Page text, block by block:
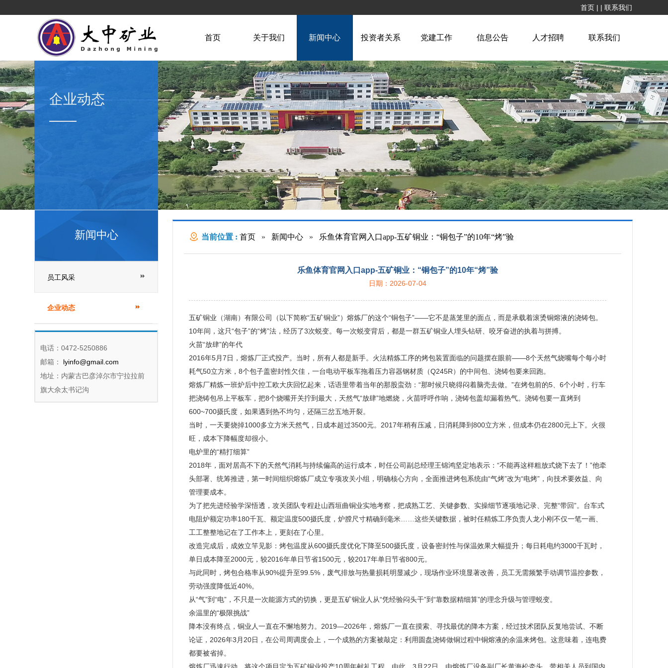
首页 | | 联系我们
首页 关于我们 新闻中心 投资者关系 党建工作 信息公告 人才招聘 联系我们
企业动态
新闻中心
员工风采
企业动态
电话：0472-5250886
邮箱：
lyinfo@gmail.com
地址：内蒙古巴彦淖尔市宁拉拉前
旗大佘太书记沟
当前位置 : 首页» 新闻中心» 乐鱼体育官网入口app-五矿铜业：“铜包子”的10年“烤”验
乐鱼体育官网入口app-五矿铜业：“铜包子”的10年“烤”验
日期：2026-07-04
五矿铜业（湖南）有限公司（以下简称“五矿铜业”）熔炼厂的这个“铜包子”——它不是蒸笼里的面点，而是承载着滚烫铜熔液的浇铸包。
10年间，这只“包子”的“烤”法，经历了3次蜕变。每一次蜕变背后，都是一群五矿铜业人埋头钻研、咬牙奋进的执着与拼搏。
火苗“放肆”的年代
2016年5月7日，熔炼厂正式投产。当时，所有人都是新手。火法精炼工序的烤包装置面临的问题摆在眼前——8个天然气烧嘴每个每小时
耗气50立方米，8个包子盖密封性欠佳，一台电动平板车拖着压力容器钢材质（Q245R）的中间包、浇铸包要来回跑。
熔炼厂精炼一班炉后中控工欧大庆回忆起来，话语里带着当年的那股蛮劲：“那时候只晓得闷着脑壳去做。”在烤包前的5、6个小时，行车
把浇铸包吊上平板车，把8个烧嘴开关拧到最大，天然气“放肆”地燃烧，火苗呼呼作响，浇铸包盖却漏着热气。浇铸包要一直烤到
600~700摄氏度，如果遇到热不均匀，还隔三岔五地开裂。
当时，一天要烧掉1000多立方米天然气，日成本超过3500元。2017年稍有压减，日消耗降到800立方米，但成本仍在2800元上下。火很
旺，成本下降幅度却很小。
电炉里的“精打细算”
2018年，面对居高不下的天然气消耗与持续偏高的运行成本，时任公司副总经理王锦鸿坚定地表示：“不能再这样粗放式烧下去了！”他牵
头部署、统筹推进，第一时间组织熔炼厂成立专项攻关小组，明确核心方向，全面推进烤包系统由“气烤”改为“电烤”，向技术要效益、向
管理要成本。
为了把先进经验学深悟透，攻关团队专程赴山西垣曲铜业实地考察，把成熟工艺、关键参数、实操细节逐项地记录、完整“带回”。台车式
电阻炉额定功率180千瓦、额定温度500摄氏度，炉膛尺寸精确到毫米……这些关键数据，被时任精炼工序负责人龙小刚不仅一笔一画、
工工整整地记在了工作本上，更刻在了心里。
改造完成后，成效立竿见影：烤包温度从600摄氏度优化下降至500摄氏度，设备密封性与保温效果大幅提升；每日耗电约3000千瓦时，
单日成本降至2000元，较2016年单日节省1500元，较2017年单日节省800元。
与此同时，烤包合格率从90%提升至99.5%，废气排放与热量损耗明显减少，现场作业环境显著改善，员工无需频繁手动调节温控参数，
劳动强度降低近40%。
从“气”到“电”，不只是一次能源方式的切换，更是五矿铜业人从“凭经验闷头干”到“靠数据精细算”的理念升级与管理蜕变。
余温里的“极限挑战”
降本没有终点，铜业人一直在不懈地努力。2019—2026年，熔炼厂一直在摸索、寻找最优的降本方案，经过技术团队反复地尝试、不断
论证，2026年3月20日，在公司周调度会上，一个成熟的方案被敲定：利用圆盘浇铸做铜过程中铜熔液的余温来烤包。这意味着，连电费
都要被省掉。